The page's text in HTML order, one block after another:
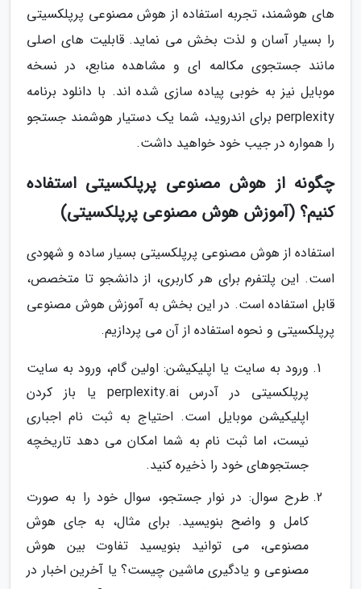
های هوشمند، تجربه استفاده از هوش مصنوعی پرپلکسیتی
را بسیار آسان و لذت بخش می نماید. قابلیت های اصلی
مانند جستجوی مکالمه ای و مشاهده منابع، در نسخه
موبایل نیز به خوبی پیاده سازی شده اند. با دانلود برنامه
perplexity برای اندروید، شما یک دستیار هوشمند جستجو
را همواره در جیب خود خواهید داشت.
چگونه از هوش مصنوعی پرپلکسیتی استفاده
کنیم؟ (آموزش هوش مصنوعی پرپلکسیتی)
استفاده از هوش مصنوعی پرپلکسیتی بسیار ساده و شهودی
است. این پلتفرم برای هر کاربری، از دانشجو تا متخصص،
قابل استفاده است. در این بخش به آموزش هوش مصنوعی
پرپلکسیتی و نحوه استفاده از آن می پردازیم.
ورود به سایت یا اپلیکیشن: اولین گام، ورود به سایت
پرپلکسیتی در آدرس perplexity.ai یا باز کردن
اپلیکیشن موبایل است. احتیاج به ثبت نام اجباری
نیست، اما ثبت نام به شما امکان می دهد تاریخچه
جستجوهای خود را ذخیره کنید.
طرح سوال: در نوار جستجو، سوال خود را به صورت
کامل و واضح بنویسید. برای مثال، به جای هوش
مصنوعی، می توانید بنویسید تفاوت بین هوش
مصنوعی و یادگیری ماشین چیست؟ یا آخرین اخبار در